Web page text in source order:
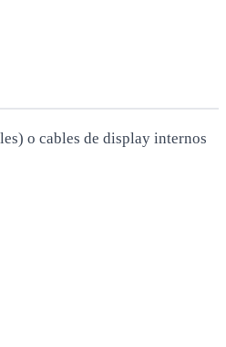
o cables de display internos